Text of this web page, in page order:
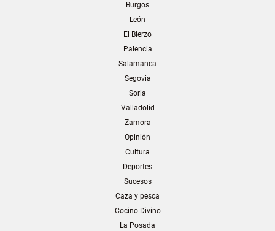
Burgos
León
El Bierzo
Palencia
Salamanca
Segovia
Soria
Valladolid
Zamora
Opinión
Cultura
Deportes
Sucesos
Caza y pesca
Cocino Divino
La Posada